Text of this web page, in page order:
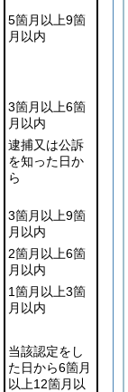
5箇月以上9箇
月以内
3箇月以上6箇
月以内
逮捕又は公訴
を知った日か
ら
3箇月以上9箇
月以内
2箇月以上6箇
月以内
1箇月以上3箇
月以内
当該認定をし
た日から6箇月
以上12箇月以